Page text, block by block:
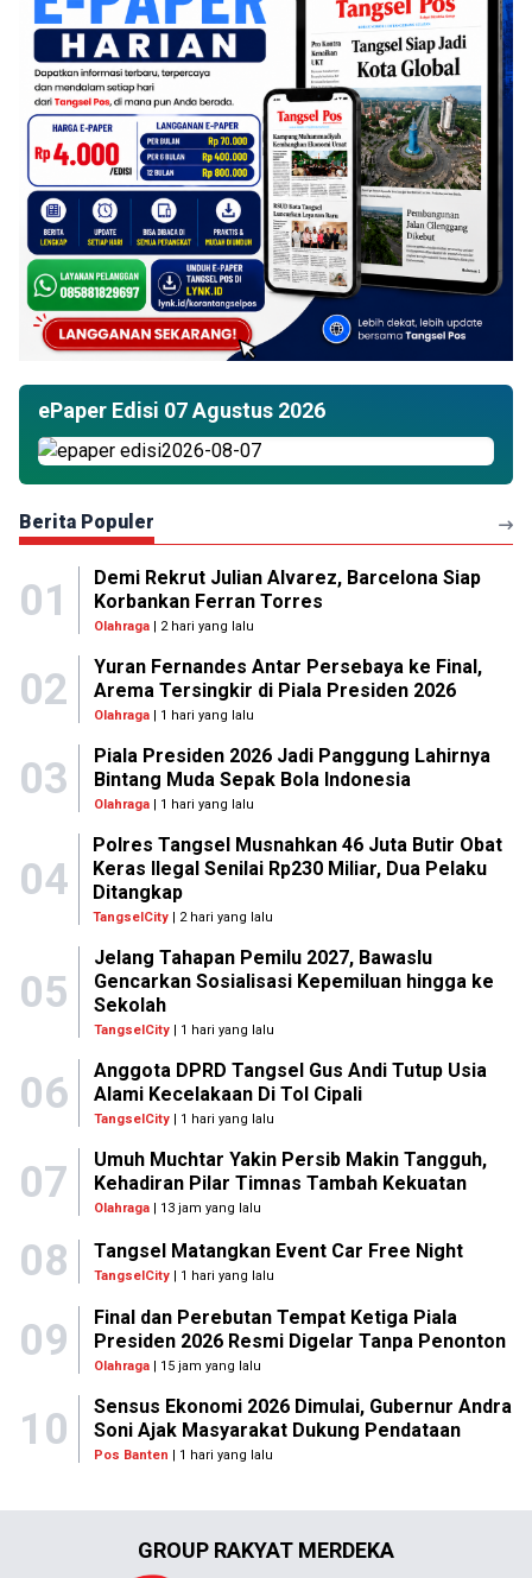
ePaper Edisi 07 Agustus 2026
Berita Populer
01
Demi Rekrut Julian Alvarez, Barcelona Siap
Korbankan Ferran Torres
Olahraga| 2 hari yang lalu
02
Yuran Fernandes Antar Persebaya ke Final,
Arema Tersingkir di Piala Presiden 2026
Olahraga| 1 hari yang lalu
03
Piala Presiden 2026 Jadi Panggung Lahirnya
Bintang Muda Sepak Bola Indonesia
Olahraga| 1 hari yang lalu
04
Polres Tangsel Musnahkan 46 Juta Butir Obat
Keras Ilegal Senilai Rp230 Miliar, Dua Pelaku
Ditangkap
TangselCity | 2 hari yang lalu
05
Jelang Tahapan Pemilu 2027, Bawaslu
Gencarkan Sosialisasi Kepemiluan hingga ke
Sekolah
TangselCity| 1 hari yang lalu
06
Anggota DPRD Tangsel Gus Andi Tutup Usia
Alami Kecelakaan Di Tol Cipali
TangselCity| 1 hari yang lalu
07
Umuh Muchtar Yakin Persib Makin Tangguh,
Kehadiran Pilar Timnas Tambah Kekuatan
Olahraga| 13 jam yang lalu
08 Tangsel Matangkan Event Car Free Night
TangselCity | 1 hari yang lalu
09
Final dan Perebutan Tempat Ketiga Piala
Presiden 2026 Resmi Digelar Tanpa Penonton
Olahraga| 15 jam yang lalu
10
Sensus Ekonomi 2026 Dimulai, Gubernur Andra
Soni Ajak Masyarakat Dukung Pendataan
Pos Banten | 1 hari yang lalu
GROUP RAKYAT MERDEKA